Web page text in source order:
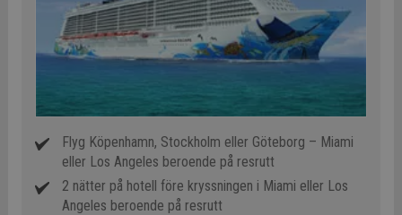
Flyg Köpenhamn, Stockholm eller Göteborg – Miami
eller Los Angeles beroende på resrutt
2 nätter på hotell före kryssningen i Miami eller Los
Angeles beroende på resrutt